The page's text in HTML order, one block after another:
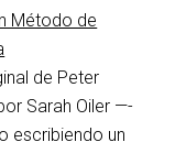
Método de
de Peter
Sarah Oiler —-
escribiendo un